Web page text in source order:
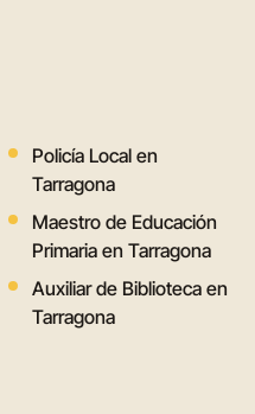
Policía Local en
Tarragona
Maestro de Educación
Primaria en Tarragona
Auxiliar de Biblioteca en
Tarragona